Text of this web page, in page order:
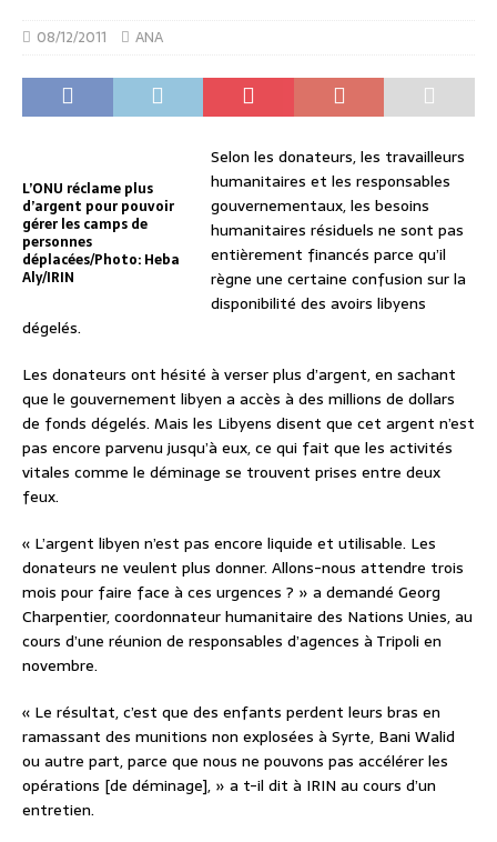
08/12/2011 ANA
L’ONU réclame plus
d’argent pour pouvoir
gérer les camps de
personnes
déplacées/Photo: Heba
Aly/IRIN
Selon les donateurs, les travailleurs
humanitaires et les responsables
gouvernementaux, les besoins
humanitaires résiduels ne sont pas
entièrement financés parce qu’il
règne une certaine confusion sur la
disponibilité des avoirs libyens
dégelés.
Les donateurs ont hésité à verser plus d’argent, en sachant
que le gouvernement libyen a accès à des millions de dollars
de fonds dégelés. Mais les Libyens disent que cet argent n’est
pas encore parvenu jusqu’à eux, ce qui fait que les activités
vitales comme le déminage se trouvent prises entre deux
feux.
« L’argent libyen n’est pas encore liquide et utilisable. Les
donateurs ne veulent plus donner. Allons-nous attendre trois
mois pour faire face à ces urgences ? » a demandé Georg
Charpentier, coordonnateur humanitaire des Nations Unies, au
cours d’une réunion de responsables d’agences à Tripoli en
novembre.
« Le résultat, c’est que des enfants perdent leurs bras en
ramassant des munitions non explosées à Syrte, Bani Walid
ou autre part, parce que nous ne pouvons pas accélérer les
opérations [de déminage], » a t-il dit à IRIN au cours d’un
entretien.